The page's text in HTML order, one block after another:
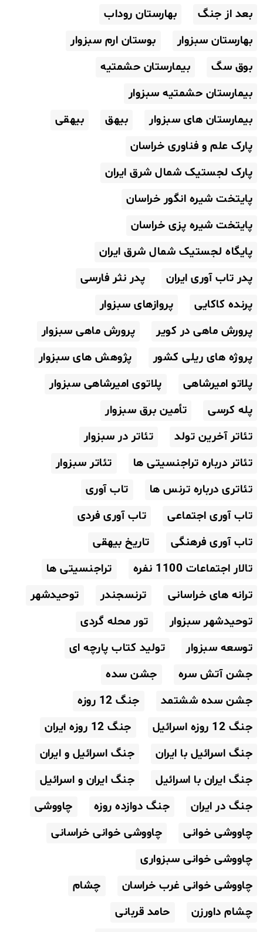
بعد از جنگ
بهارستان روداب
بهارستان سبزوار
بوستان ارم سبزوار
بوق سگ
بیمارستان حشمتیه
بیمارستان حشمتیه سبزوار
بیمارستان های سبزوار
بیهق
بیهقی
پارک علم و فناوری خراسان
پارک لجستیک شمال شرق ایران
پایتخت شیره انگور خراسان
پایتخت شیره پزی خراسان
پایگاه لجستیک شمال شرق ایران
پدر تاب آوری ایران
پدر نثر فارسی
پرنده کاکایی
پروازهای سبزوار
پرورش ماهی در کویر
پرورش ماهی سبزوار
پروژه های ریلی کشور
پژوهش های سبزوار
پلاتو امیرشاهی
پلاتوی امیرشاهی سبزوار
پله کرسی
تأمین برق سبزوار
تئاتر آخرین تولد
تئاتر در سبزوار
تئاتر درباره تراجنسیتی ها
تئاتر سبزوار
تئاتری درباره ترنس ها
تاب آوری
تاب آوری اجتماعی
تاب آوری فردی
تاب آوری فرهنگی
تاریخ بیهقی
تالار اجتماعات 1100 نفره
تراجنسیتی ها
ترانه های خراسانی
ترنسجندر
توحیدشهر
توحیدشهر سبزوار
تور محله گردی
توسعه سبزوار
تولید کتاب پارچه ای
جشن آتش سره
جشن سده
جشن سده ششتمد
جنگ 12 روزه
جنگ 12 روزه اسرائیل
جنگ 12 روزه ایران
جنگ اسرائیل با ایران
جنگ اسرائیل و ایران
جنگ ایران با اسرائیل
جنگ ایران و اسرائیل
جنگ در ایران
جنگ دوازده روزه
چاووشی
چاووشی خوانی
چاووشی خوانی خراسانی
چاووشی خوانی سبزواری
چاووشی خوانی غرب خراسان
چشام
چشام داورزن
حامد قربانی